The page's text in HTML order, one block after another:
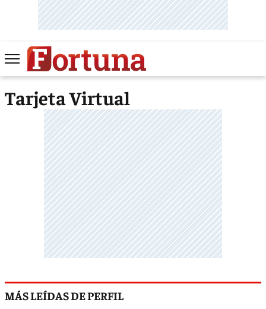
Tarjeta Virtual
MÁS LEÍDAS DE PERFIL